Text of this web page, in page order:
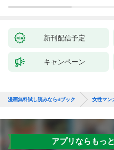
新刊配信予定
キャンペーン
漫画無料試し読みならdブック 女性マン
アプリならもっ